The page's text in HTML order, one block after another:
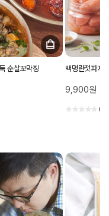
순살꼬막징 백명란젓파지
9,900원
0